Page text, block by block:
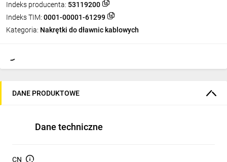
Indeks producenta: 53119200
Indeks TIM: 0001-00001-61299
Kategoria: Nakrętki do dławnic kablowych
DANE PRODUKTOWE
Dane techniczne
CN